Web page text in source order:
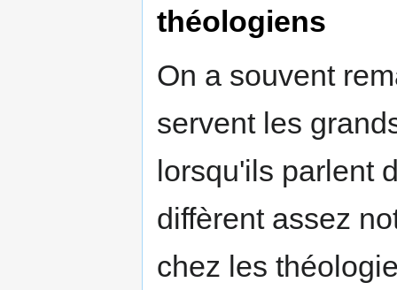
théologiens
On a souvent
servent les
lorsqu'ils parlent
diffèrent assez
chez les